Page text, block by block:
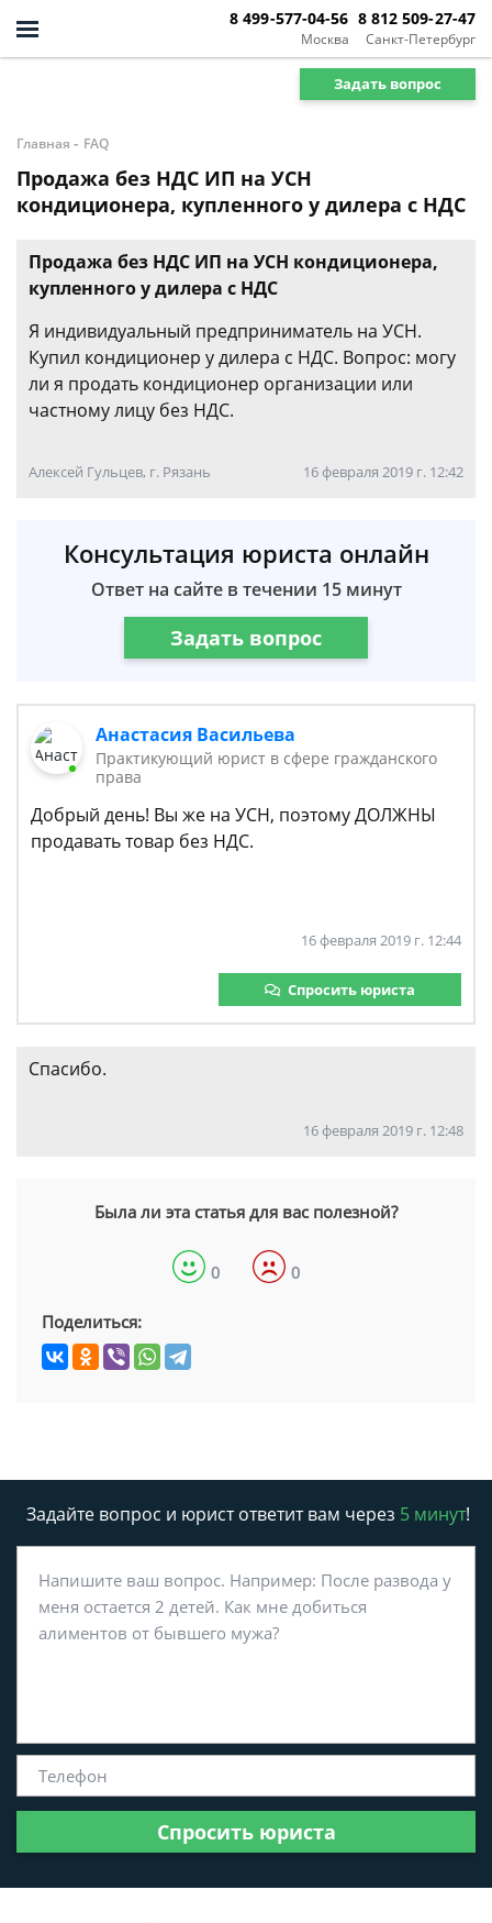
Москва
8 499-577-04-56
Санкт-Петербург
8 812 509-27-47
Задать вопрос
Главная - FAQ
Продажа без НДС ИП на УСН
кондиционера, купленного у дилера с НДС
Продажа без НДС ИП на УСН кондиционера,
купленного у дилера с НДС
Я индивидуальный предприниматель на УСН.
Купил кондиционер у дилера с НДС. Вопрос: могу
ли я продать кондиционер организации или
частному лицу без НДС.
Алексей Гульцев, г. Рязань 16 февраля 2019 г. 12:42
Консультация юриста онлайн
Ответ на сайте в течении 15 минут
Задать вопрос
Анастасия Васильева
Практикующий юрист в сфере гражданского
права
Добрый день! Вы же на УСН, поэтому ДОЛЖНЫ
продавать товар без НДС.
16 февраля 2019 г. 12:44
Спросить юриста
Спасибо.
16 февраля 2019 г. 12:48
Была ли эта статья для вас полезной?
0 0
Поделиться:
Задайте вопрос и юрист ответит вам через 5 минут!
Спросить юриста